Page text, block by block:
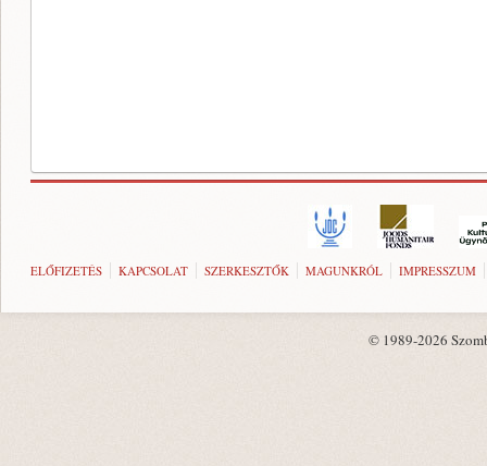
ELŐFIZETÉS KAPCSOLAT SZERKESZTŐK MAGUNKRÓL IMPRESSZUM
© 1989-2026